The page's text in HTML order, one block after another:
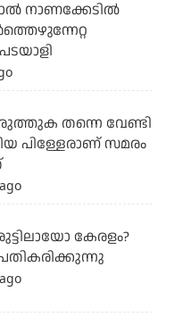
നാണക്കേടിൽ
തന്നെ വേണ്ടി
പിള്ളേരാണ് സമരം
കേരളം?